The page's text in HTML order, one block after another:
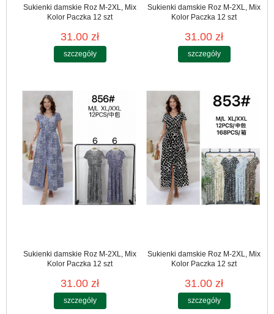
Sukienki damskie Roz M-2XL, Mix
Kolor Paczka 12 szt
31.00 zł
szczegóły
Sukienki damskie Roz M-2XL, Mix
Kolor Paczka 12 szt
31.00 zł
szczegóły
Sukienki damskie Roz M-2XL, Mix
Kolor Paczka 12 szt
31.00 zł
szczegóły
Sukienki damskie Roz M-2XL, Mix
Kolor Paczka 12 szt
31.00 zł
szczegóły